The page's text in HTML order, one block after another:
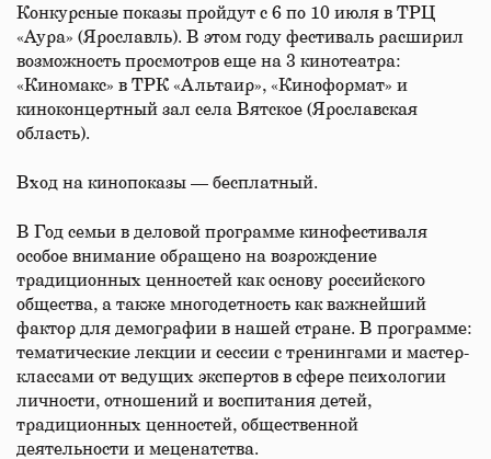
Конкурсные показы пройдут с 6 по 10 июля в ТРЦ
«Аура» (Ярославль). В этом году фестиваль расширил
возможность просмотров еще на 3 кинотеатра:
«Киномакс» в ТРК «Альтаир», «Киноформат» и
киноконцертный зал села Вятское (Ярославская
область).
Вход на кинопоказы — бесплатный.
В Год семьи в деловой программе кинофестиваля
особое внимание обращено на возрождение
традиционных ценностей как основу российского
общества, а также многодетность как важнейший
фактор для демографии в нашей стране. В программе:
тематические лекции и сессии с тренингами и мастер-
классами от ведущих экспертов в сфере психологии
личности, отношений и воспитания детей,
традиционных ценностей, общественной
деятельности и меценатства.